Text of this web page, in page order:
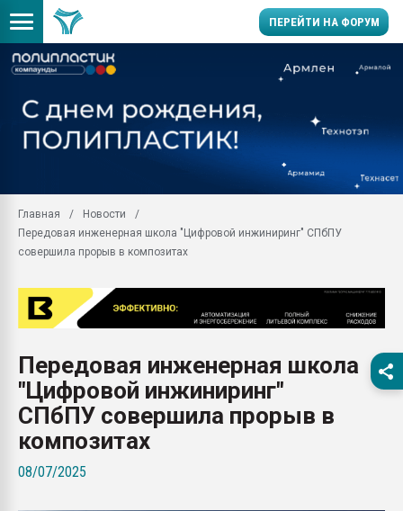
ПЕРЕЙТИ НА ФОРУМ
заводу пластмасс"
28.07.2026
первый план в
28.07.2026
ситуацией на
Всё, что касается
Главная
Новости
Передовая инженерная школа "Цифровой инжиниринг" СПбПУ
совершила прорыв в композитах
Передовая инженерная школа
"Цифровой инжиниринг"
СПбПУ совершила прорыв в
композитах
08/07/2025